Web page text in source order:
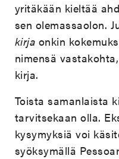
yritäkään kieltää
sen olemassaolon.
kirja onkin
nimensä
kirja.
Toista samanlaista
tarvitsekaan olla.
kysymyksiä voi
syöksymällä